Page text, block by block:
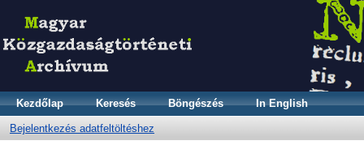
Kezdőlap Keresés Böngészés In English
Bejelentkezés adatfeltöltéshez